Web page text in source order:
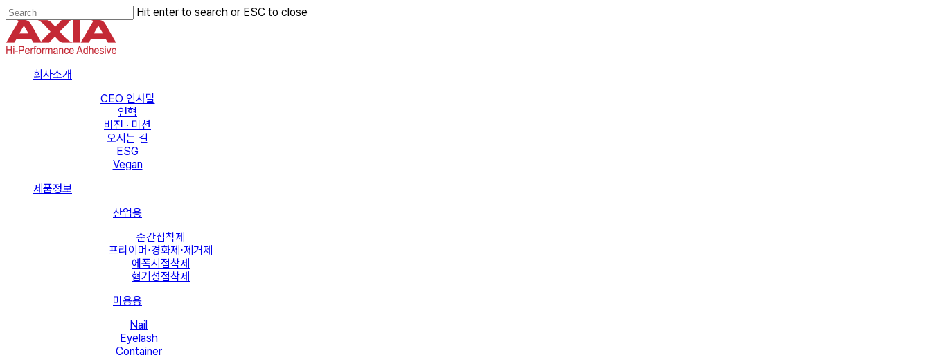
Skip
to
main
content
Hit enter to search or ESC to close
Close
Search
회사소개
CEO 인사말
연혁
비전 · 미션
오시는 길
ESG
Vegan
제품정보
산업용
순간접착제
프리이머⋅경화제⋅제거제
에폭시접착제
혐기성접착제
미용용
Nail
Eyelash
Container